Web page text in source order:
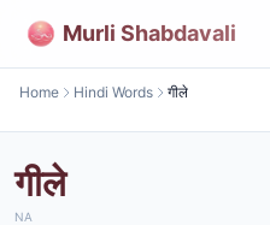
Murli Shabdavali
Home Hindi Words गीले
गीले
NA